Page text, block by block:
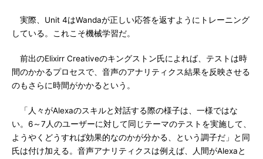
実際、Unit 4はWandaが正しい応答を返すようにトレーニング
している。これこそ機械学習だ。
前出のElixirr Creativeのキングストン氏によれば、テストは時
間のかかるプロセスで、音声のアナリティクス結果を反映させる
のもさらに時間がかかるという。
「人々がAlexaのスキルと対話する際の様子は、一様ではな
い。6～7人のユーザーに対して同じテーマのテストを実施して、
ようやくどうすれば効果的なのかが分かる、という調子だ」と同
氏は付け加える。音声アナリティクスは例えば、人間がAlexaと